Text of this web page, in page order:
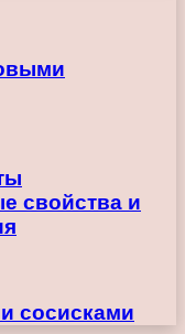
свойства и
сосисками